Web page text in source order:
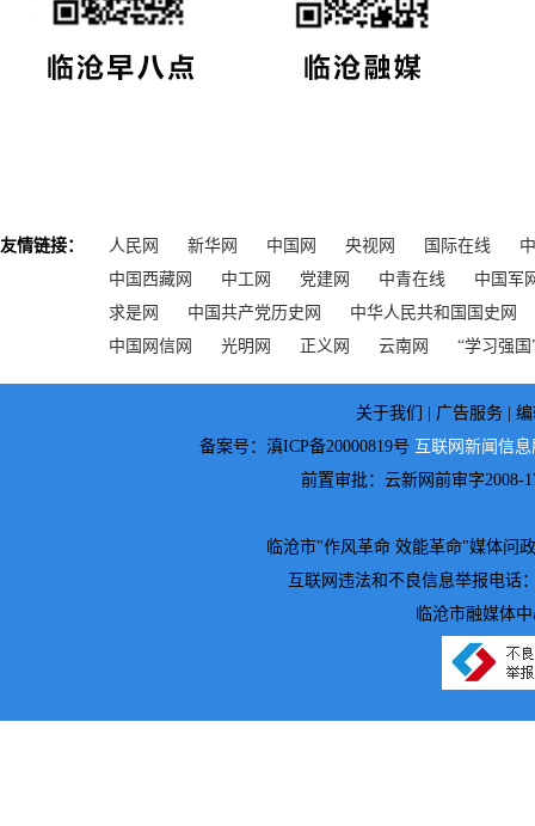
友情链接： 人民网 新华网 中国网 央视网 国际在线
中国西藏网
中工网 党建网 中青在线
中国军
求是网
中国共产党历史网
中华人民共和国国史网
中国网信网
光明网 正义网 云南网 “学习强
关于我们 | 广告服务 |
备案号：滇ICP备20000819号 互联网新闻信
前置审批：云新网前审字2008-
临沧市"作风革命 效能革命"媒体问
互联网违法和不良信息举报电话
临沧市融媒体